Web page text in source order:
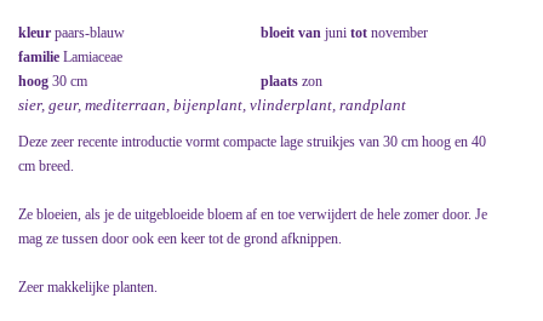
kleur paars-blauw bloeit van juni tot november
familie Lamiaceae
hoog 30 cm plaats zon
sier, geur, mediterraan, bijenplant, vlinderplant, randplant
Deze zeer recente introductie vormt compacte lage struikjes van 30 cm hoog en 40
cm breed.
Ze bloeien, als je de uitgebloeide bloem af en toe verwijdert de hele zomer door. Je
mag ze tussen door ook een keer tot de grond afknippen.
Zeer makkelijke planten.